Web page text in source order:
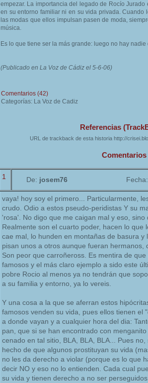
empezar. La importancia del legado de Rocío Jurado
en su entorno familiar ni en su vida privada. Cuando
las modas que ellos impulsan pasen de moda,
música.
Es lo que tiene ser la más grande: luego no hay
(Publicado en La Voz de Cádiz el 5-6-06)
Comentarios (42)
Categorías: La Voz de Cadiz
Referencias
URL de trackback de esta historia http://
Comentarios
1 De: josem76 Fecha:
vaya! hoy soy el primero... Particularmente,
crudo. Odio a estos pseudo-peridistas Y su
'rosa'. No digo que me caigan mal y eso, sino
Realmente son el cuarto poder, hacen lo que
cae mal, lo hunden en montañas de basura y
pisan unos a otros aunque fueran hermanos,
Son peor que carroñeross. Es mentira de
famosos y el más claro ejemplo a sido este
pobre Rocio al menos ya no tendrán que
a su familia y entorno, ya lo vereis.
Y una cosa a la que se aferran estos
famosos venden su vida, pues ellos tienen el
a donde vayan y a cualquier hora del dia:
pan, que si se han encontrado con
cenado en tal sitio, BLA, BLA, BLA... Pues
hecho de que algunos prostituyan su vida
no les da derecho a violar (porque es lo que
decir NO y eso no lo entienden. Cada cual
su vida y tienen derecho a no ser